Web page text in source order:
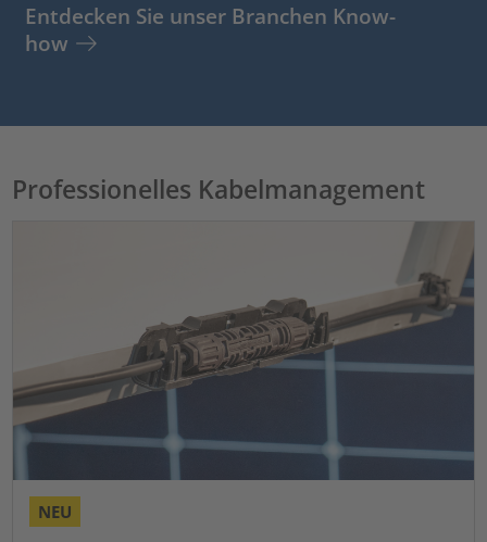
Entdecken Sie unser Branchen Know-
how
Professionelles Kabelmanagement
NEU